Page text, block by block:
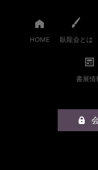
HOME 臥龍会とは
書展情